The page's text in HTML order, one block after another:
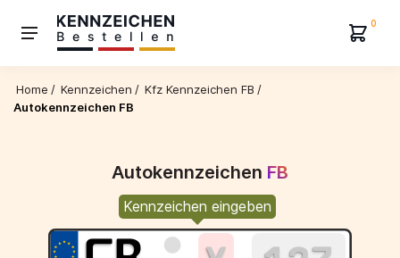
0
Home / Kennzeichen / Kfz Kennzeichen FB /
Autokennzeichen FB
Autokennzeichen FB
Kennzeichen eingeben